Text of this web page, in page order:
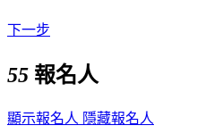
下一步
55 報名人
顯示報名人 隱藏報名人